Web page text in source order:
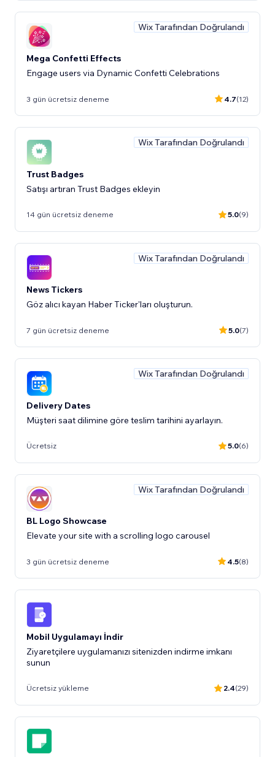
Wix Tarafından Doğrulandı
Mega Confetti Effects
Engage users via Dynamic Confetti Celebrations
3 gün ücretsiz deneme 4.7(12)
Wix Tarafından Doğrulandı
Trust Badges
Satışı artıran Trust Badges ekleyin
14 gün ücretsiz deneme 5.0(9)
Wix Tarafından Doğrulandı
News Tickers
Göz alıcı kayan Haber Ticker'ları oluşturun.
7 gün ücretsiz deneme 5.0(7)
Wix Tarafından Doğrulandı
Delivery Dates
Müşteri saat dilimine göre teslim tarihini ayarlayın.
Ücretsiz 5.0(6)
Wix Tarafından Doğrulandı
BL Logo Showcase
Elevate your site with a scrolling logo carousel
3 gün ücretsiz deneme 4.5(8)
Mobil Uygulamayı İndir
Ziyaretçilere uygulamanızı sitenizden indirme imkanı
sunun
Ücretsiz yükleme 2.4(29)